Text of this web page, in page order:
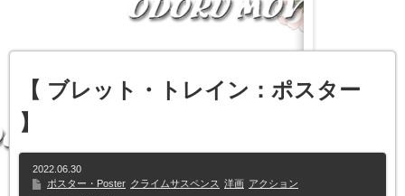
【 ブレット・トレイン：ポスター
】
2022.06.30
ポスター・Poster クライムサスペンス 洋画 アクション